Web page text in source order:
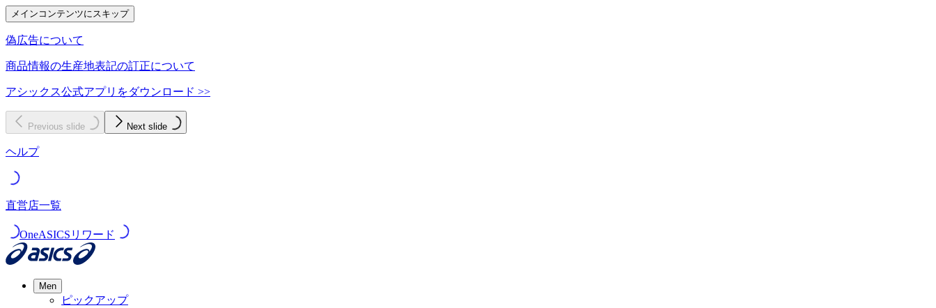
メインコンテンツにスキップ
偽広告について
商品情報の生産地表記の訂正について
アシックス公式アプリをダウンロード >>
Previous slide Next slide
ヘルプ
直営店一覧
OneASICSリワード
Men
ピックアップ